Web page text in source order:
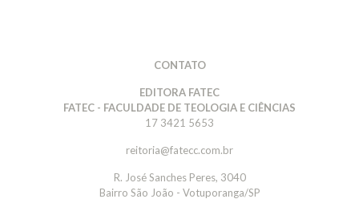
CONTATO
EDITORA FATEC
FATEC - FACULDADE DE TEOLOGIA E CIÊNCIAS
17 3421 5653
reitoria@fatecc.com.br
R. José Sanches Peres, 3040
Bairro São João - Votuporanga/SP